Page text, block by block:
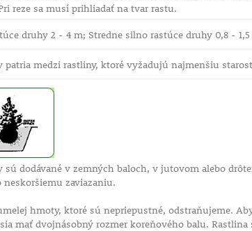
reze sa musí prihliadať na tvar rastu.
druhy 2 - 4 m; Stredne silno rastúce druhy 0,8 -
patria medzi rastliny, ktoré vyžadujú najmenšiu
sú dodávané v zemných baloch, v jutovom alebo
neskoršiemu zaviazaniu.
hmoty, ktoré sú nepriepustné, odstraňujeme.
mať dvojnásobný rozmer koreňového balu.